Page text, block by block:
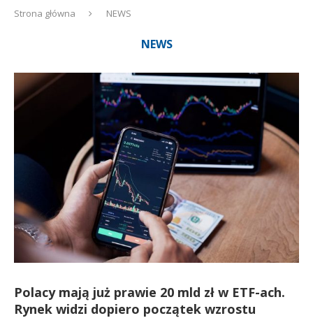
Strona główna NEWS
NEWS
Polacy mają już prawie 20 mld zł w ETF-ach.
Rynek widzi dopiero początek wzrostu